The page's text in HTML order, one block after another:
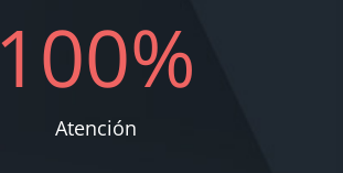
100%
Atención